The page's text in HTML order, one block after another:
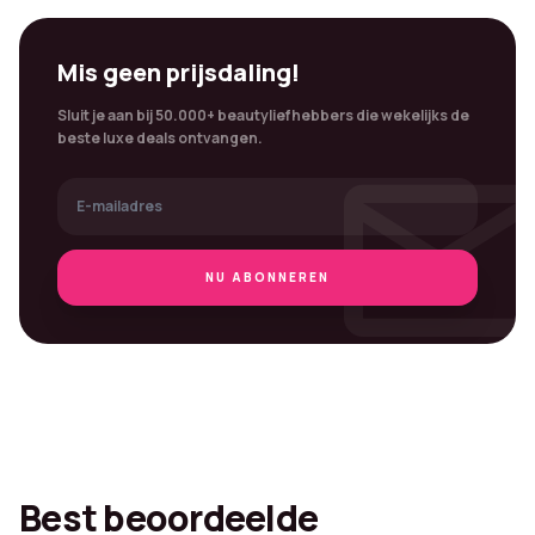
Mis geen prijsdaling!
Sluit je aan bij 50.000+ beautyliefhebbers die wekelijks de
beste luxe deals ontvangen.
NU ABONNEREN
Best beoordeelde